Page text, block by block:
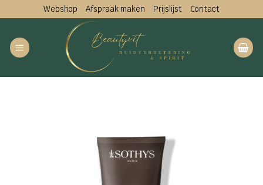
naar
inhoud
Webshop Afspraak maken Prijslijst Contact